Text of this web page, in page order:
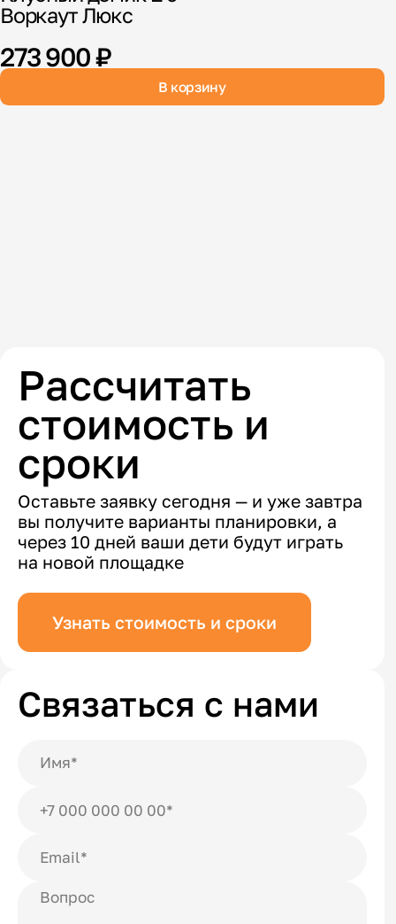
Воркаут Люкс
273 900 ₽
В корзину
Рассчитать
стоимость и
сроки
Оставьте заявку сегодня — и уже завтра
вы получите варианты планировки, а
через 10 дней ваши дети будут играть
на новой площадке
Узнать стоимость и сроки
Связаться с нами